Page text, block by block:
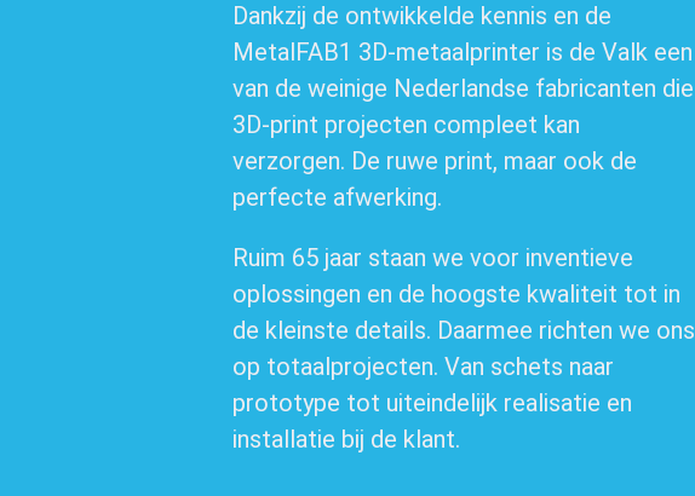
Dankzij de ontwikkelde kennis en de
MetalFAB1 3D-metaalprinter is de Valk een
van de weinige Nederlandse fabricanten die
3D-print projecten compleet kan
verzorgen. De ruwe print, maar ook de
perfecte afwerking.
Ruim 65 jaar staan we voor inventieve
oplossingen en de hoogste kwaliteit tot in
de kleinste details. Daarmee richten we ons
op totaalprojecten. Van schets naar
prototype tot uiteindelijk realisatie en
installatie bij de klant.